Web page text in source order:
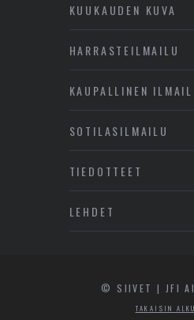
KUUKAUDEN KUVA
HARRASTEILMAILU
KAUPALLINEN
SOTILASILMAILU
TIEDOTTEET
LEHDET
© SIIVET | JFI
TAKAISIN